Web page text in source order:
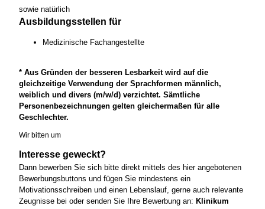
sowie natürlich
Ausbildungsstellen für
Medizinische Fachangestellte
* Aus Gründen der besseren Lesbarkeit wird auf die
gleichzeitige Verwendung der Sprachformen männlich,
weiblich und divers (m/w/d) verzichtet. Sämtliche
Personenbezeichnungen gelten gleichermaßen für alle
Geschlechter.
Wir bitten um
Interesse geweckt?
Dann bewerben Sie sich bitte direkt mittels des hier angebotenen
Bewerbungsbuttons und fügen Sie mindestens ein
Motivationsschreiben und einen Lebenslauf, gerne auch relevante
Zeugnisse bei oder senden Sie Ihre Bewerbung an: Klinikum